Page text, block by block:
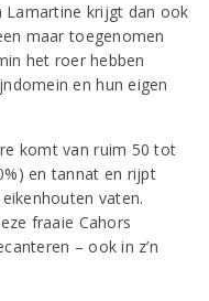
Lamartine krijgt dan ook
maar toegenomen
het roer hebben
en hun eigen
komt van ruim 50 tot
en tannat en rijpt
vaten.
fraaie Cahors
– ook in z’n